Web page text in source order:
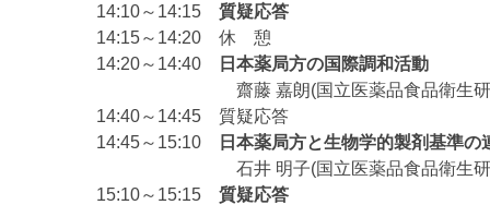
14:10～14:15 質疑応答
14:15～14:20 休 憩
14:20～14:40
日本薬局方の国際調和活動
齋藤 嘉朗(国立医薬品食品衛生研究
14:40～14:45 質疑応答
14:45～15:10
日本薬局方と生物学的製剤基準の
石井 明子(国立医薬品食品衛生研究所
15:10～15:15 質疑応答